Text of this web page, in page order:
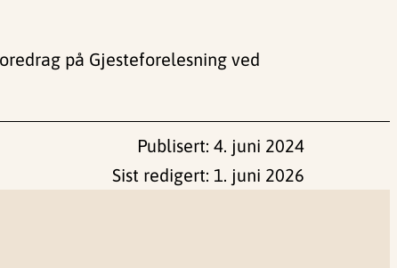
på Gjesteforelesning ved
Publisert: 4. juni 2024
Sist redigert: 1. juni 2026